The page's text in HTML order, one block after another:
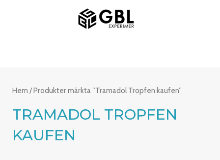
HUVUDMENY
Hem / Produkter märkta ”Tramadol Tropfen kaufen”
TRAMADOL TROPFEN
KAUFEN